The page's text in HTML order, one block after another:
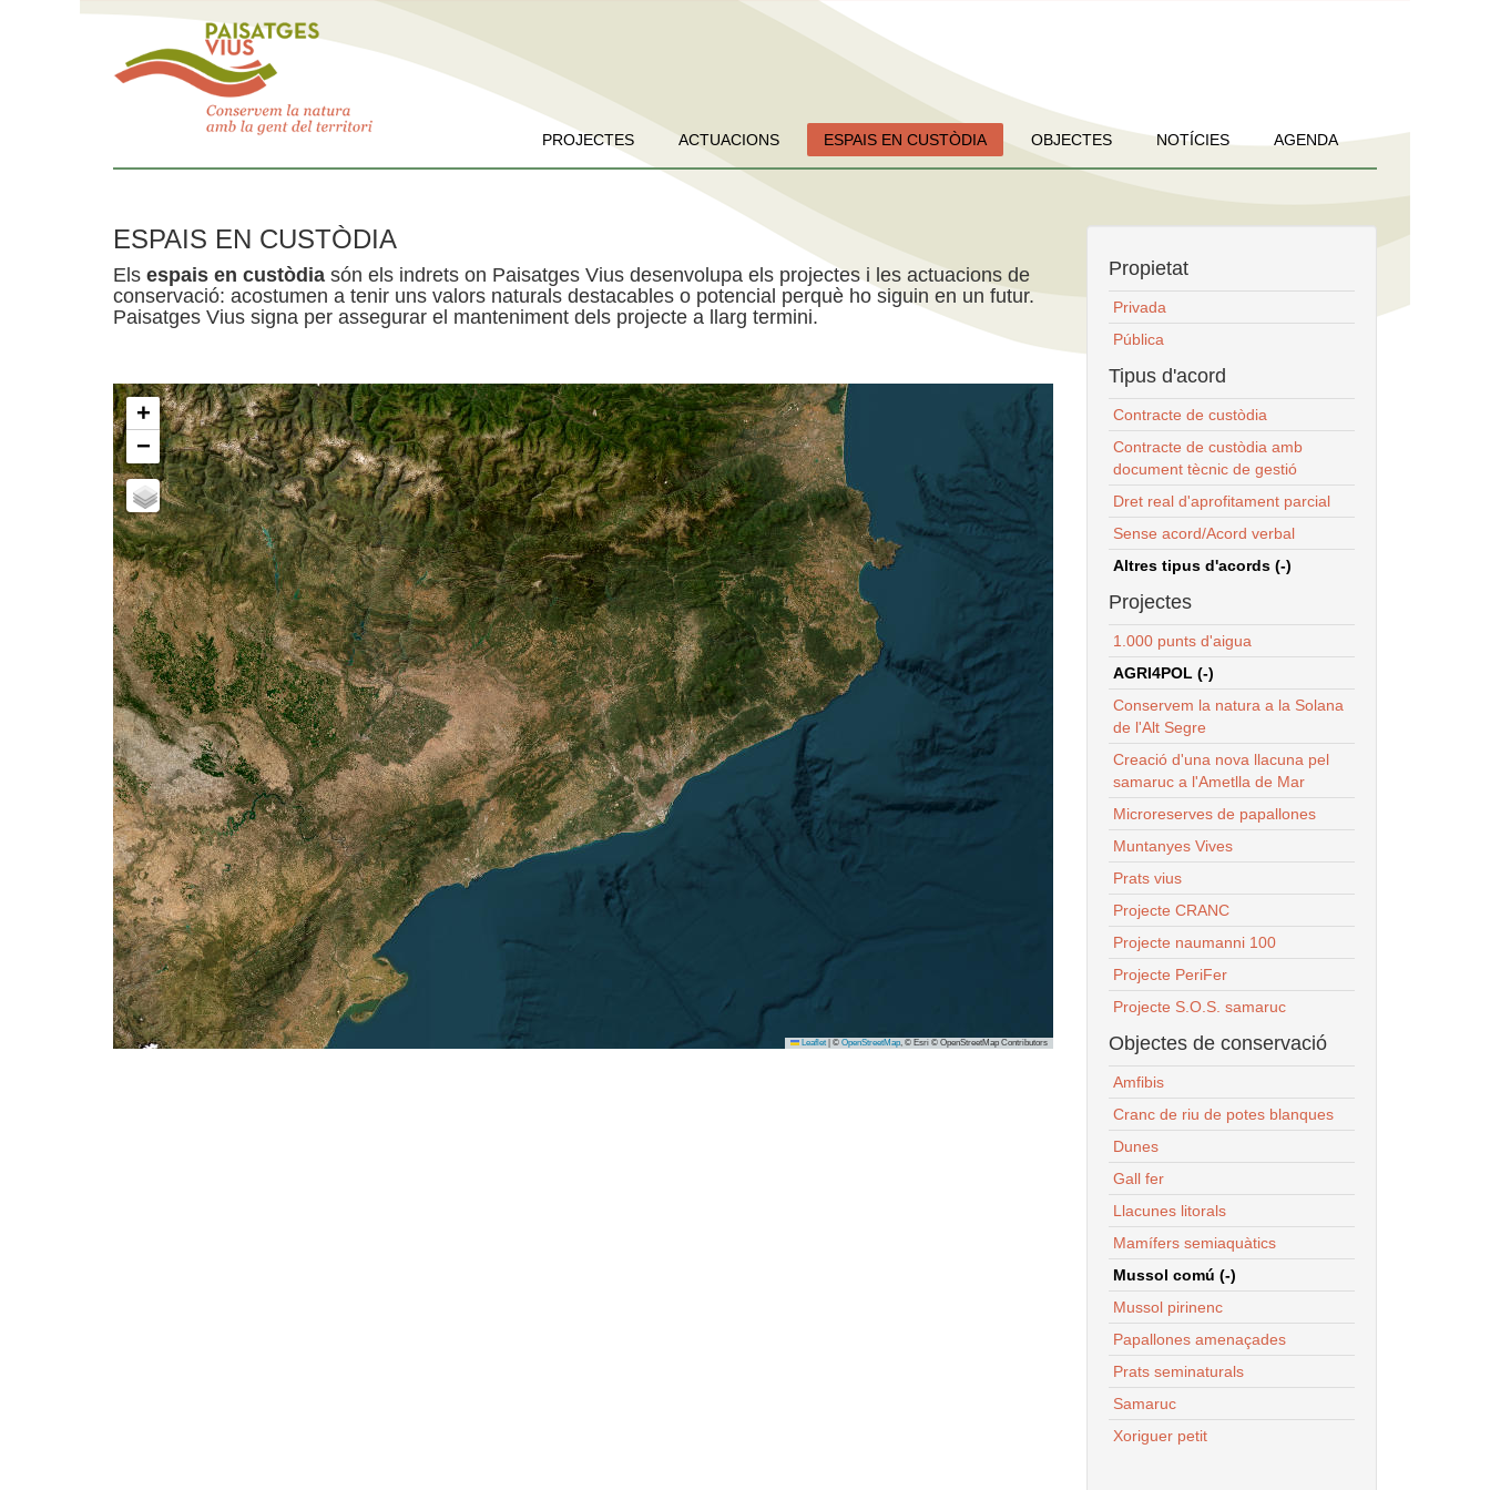
PROJECTES ACTUACIONS ESPAIS EN CUSTÒDIA OBJECTES NOTÍCIES AGENDA
ESPAIS EN CUSTÒDIA
Els espais en custòdia són els indrets on Paisatges Vius desenvolupa els projectes i les actuacions de
conservació: acostumen a tenir uns valors naturals destacables o potencial perquè ho siguin en un futur.
Paisatges Vius signa per assegurar el manteniment dels projecte a llarg termini.
+
−
Leaflet © OpenStreetMap, © Esri © OpenStreetMap Contributors
Propietat
Privada
Pública
Tipus d'acord
Contracte de custòdia
Contracte de custòdia amb
document tècnic de gestió
Dret real d'aprofitament parcial
Sense acord/Acord verbal
Altres tipus d'acords (-)
Projectes
1.000 punts d'aigua
AGRI4POL (-)
Conservem la natura a la Solana
de l'Alt Segre
Creació d'una nova llacuna pel
samaruc a l'Ametlla de Mar
Microreserves de papallones
Muntanyes Vives
Prats vius
Projecte CRANC
Projecte naumanni 100
Projecte PeriFer
Projecte S.O.S. samaruc
Objectes de conservació
Amfibis
Cranc de riu de potes blanques
Dunes
Gall fer
Llacunes litorals
Mamífers semiaquàtics
Mussol comú (-)
Mussol pirinenc
Papallones amenaçades
Prats seminaturals
Samaruc
Xoriguer petit